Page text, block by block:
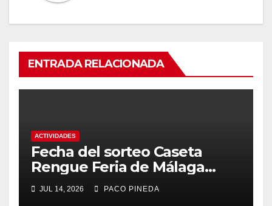
ENTRADA RELACIONADA
ACTIVIDADES
Fecha del sorteo Caseta
Rengue Feria de Málaga
2026
JUL 14, 2026 PACO PINEDA